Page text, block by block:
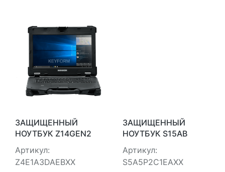
ЗАЩИЩЕННЫЙ
НОУТБУК Z14GEN2
BASIC 512ГБ
DURABOOK
Z4E1A3DAEBXX
Артикул:
Z4E1A3DAEBXX
ЗАЩИЩЕННЫЙ
НОУТБУК S15AB
BASIC WIN 11 PRO 400
НИТ DURABOOK
S5A5P2C1EAXX
Артикул:
S5A5P2C1EAXX